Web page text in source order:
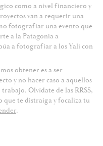
como a nivel financiero y
van a requerir una
fotografiar una evento que
a la Patagonia a
a fotografiar a los Yali con
obtener es a ser
y no hacer caso a aquellos
Olvídate de las RRSS,
que te distraiga y focaliza tu
.